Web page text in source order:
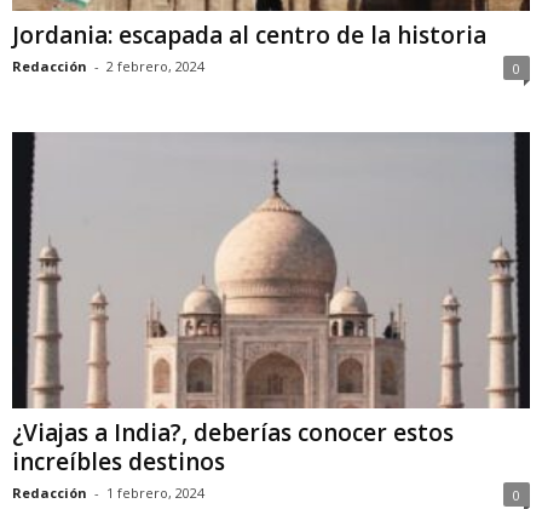
Jordania: escapada al centro de la historia
Redacción - 2 febrero, 2024 0
¿Viajas a India?, deberías conocer estos
increíbles destinos
Redacción - 1 febrero, 2024 0